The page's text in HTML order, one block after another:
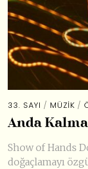
33. SAYI / MÜZIK /
Anda
Show of Hands
doğaçlamayı